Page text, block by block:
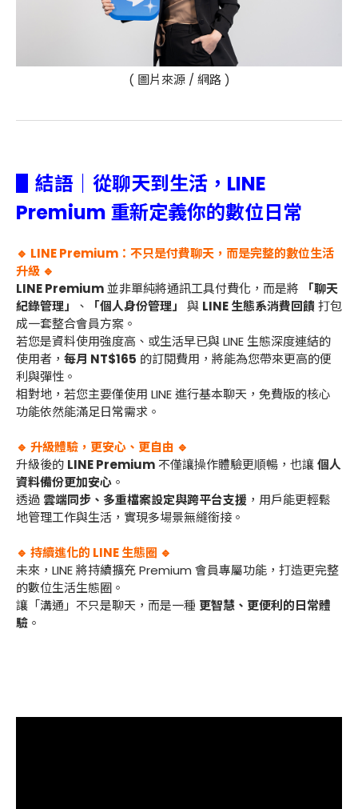
( 圖片來源 / 網路 )
▋結語｜從聊天到生活，LINE
Premium 重新定義你的數位日常
🔹 LINE Premium：不只是付費聊天，而是完整的數位生活
升級 🔹
LINE Premium並非單純將通訊工具付費化，而是將
「聊天
紀錄管理」
、 「個人身份管理」 與 LINE 生態系消費回饋打包
成一套整合會員方案。
若您是資料使用強度高、或生活早已與 LINE 生態深度連結的
使用者， 每月 NT$165 的訂閱費用，將能為您帶來更高的便
利與彈性。
相對地，若您主要僅使用 LINE 進行基本聊天，免費版的核心
功能依然能滿足日常需求。
🔹 升級體驗，更安心、更自由 🔹
升級後的 LINE Premium不僅讓操作體驗更順暢，也讓個人
資料備份更加安心 。
透過 雲端同步、多重檔案設定與跨平台支援 ，用戶能更輕鬆
地管理工作與生活，實現多場景無縫銜接。
🔹 持續進化的 LINE 生態圈 🔹
未來，LINE 將持續擴充 Premium 會員專屬功能，打造更完整
的數位生活生態圈。
讓「溝通」不只是聊天，而是一種 更智慧、更便利的日常體
驗 。